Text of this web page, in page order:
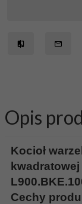
Opis
Kocioł
Cechy